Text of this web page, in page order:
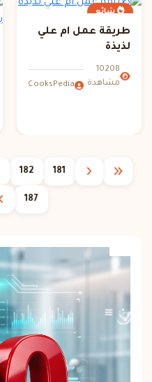
شائع
طريقة عمل ام علي
لذيذة
10208
مشاهدة
CooksPedia
181
182
187